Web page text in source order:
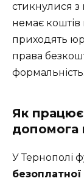
стикнулися
немає
приходять
права
Як
допомога
У Тернополі